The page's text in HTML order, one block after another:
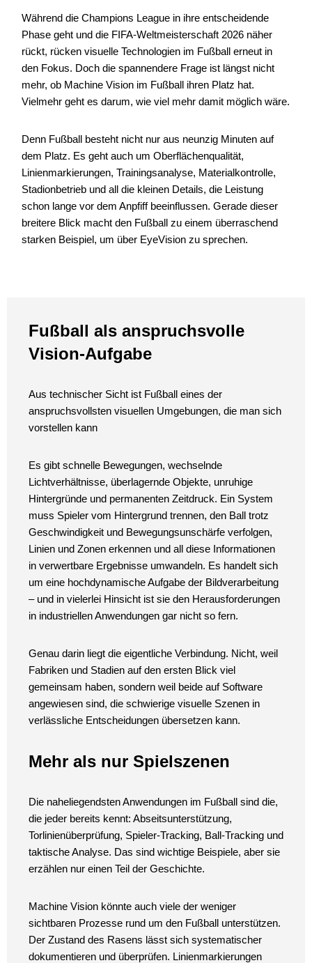
Während die Champions League in ihre entscheidende
Phase geht und die FIFA-Weltmeisterschaft 2026 näher
rückt, rücken visuelle Technologien im Fußball erneut in
den Fokus. Doch die spannendere Frage ist längst nicht
mehr, ob Machine Vision im Fußball ihren Platz hat.
Vielmehr geht es darum, wie viel mehr damit möglich wäre.
Denn Fußball besteht nicht nur aus neunzig Minuten auf
dem Platz. Es geht auch um Oberflächenqualität,
Linienmarkierungen, Trainingsanalyse, Materialkontrolle,
Stadionbetrieb und all die kleinen Details, die Leistung
schon lange vor dem Anpfiff beeinflussen. Gerade dieser
breitere Blick macht den Fußball zu einem überraschend
starken Beispiel, um über EyeVision zu sprechen.
Fußball als anspruchsvolle
Vision-Aufgabe
Aus technischer Sicht ist Fußball eines der
anspruchsvollsten visuellen Umgebungen, die man sich
vorstellen kann
Es gibt schnelle Bewegungen, wechselnde
Lichtverhältnisse, überlagernde Objekte, unruhige
Hintergründe und permanenten Zeitdruck. Ein System
muss Spieler vom Hintergrund trennen, den Ball trotz
Geschwindigkeit und Bewegungsunschärfe verfolgen,
Linien und Zonen erkennen und all diese Informationen
in verwertbare Ergebnisse umwandeln. Es handelt sich
um eine hochdynamische Aufgabe der Bildverarbeitung
– und in vielerlei Hinsicht ist sie den Herausforderungen
in industriellen Anwendungen gar nicht so fern.
Genau darin liegt die eigentliche Verbindung. Nicht, weil
Fabriken und Stadien auf den ersten Blick viel
gemeinsam haben, sondern weil beide auf Software
angewiesen sind, die schwierige visuelle Szenen in
verlässliche Entscheidungen übersetzen kann.
Mehr als nur Spielszenen
Die naheliegendsten Anwendungen im Fußball sind die,
die jeder bereits kennt: Abseitsunterstützung,
Torlinienüberprüfung, Spieler-Tracking, Ball-Tracking und
taktische Analyse. Das sind wichtige Beispiele, aber sie
erzählen nur einen Teil der Geschichte.
Machine Vision könnte auch viele der weniger
sichtbaren Prozesse rund um den Fußball unterstützen.
Der Zustand des Rasens lässt sich systematischer
dokumentieren und überprüfen. Linienmarkierungen